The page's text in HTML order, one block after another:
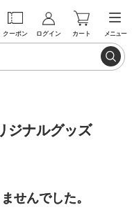
クーポン ログイン カート メニュー
ジナルグッズ
せんでした。